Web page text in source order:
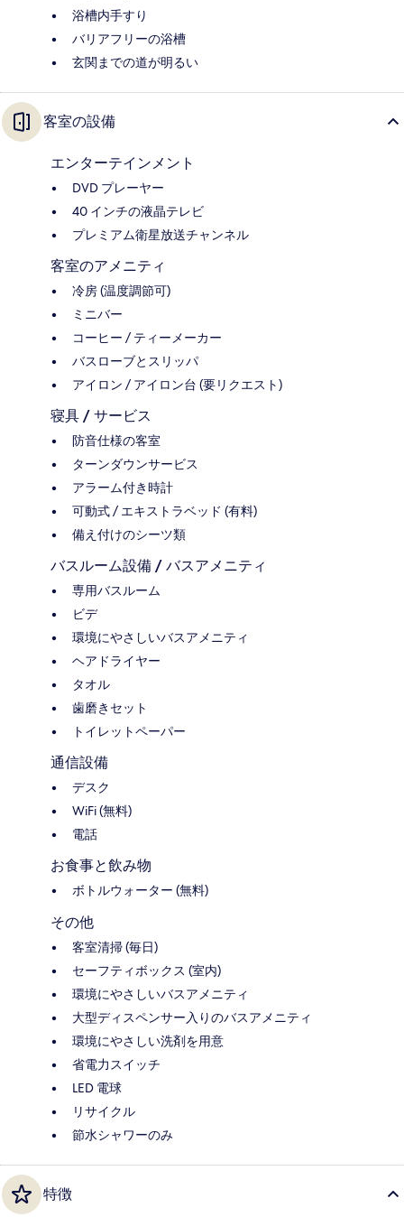
浴槽内手すり
バリアフリーの浴槽
玄関までの道が明るい
客室の設備
エンターテインメント
DVD プレーヤー
40 インチの液晶テレビ
プレミアム衛星放送チャンネル
客室のアメニティ
冷房 (温度調節可)
ミニバー
コーヒー / ティーメーカー
バスローブとスリッパ
アイロン / アイロン台 (要リクエスト)
寝具 / サービス
防音仕様の客室
ターンダウンサービス
アラーム付き時計
可動式 / エキストラベッド (有料)
備え付けのシーツ類
バスルーム設備 / バスアメニティ
専用バスルーム
ビデ
環境にやさしいバスアメニティ
ヘアドライヤー
タオル
歯磨きセット
トイレットペーパー
通信設備
デスク
WiFi (無料)
電話
お食事と飲み物
ボトルウォーター (無料)
その他
客室清掃 (毎日)
セーフティボックス (室内)
環境にやさしいバスアメニティ
大型ディスペンサー入りのバスアメニティ
環境にやさしい洗剤を用意
省電力スイッチ
LED 電球
リサイクル
節水シャワーのみ
特徴